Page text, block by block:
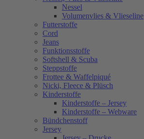
Nessel
Volumenvlies & Vlieseline
Futterstoffe
Cord
Jeans
Funktionsstoffe
Softshell & Scuba
Steppstoffe
Frottee & Waffelpiqué
Nicki, Fleece & Plüsch
Kinderstoffe
Kinderstoffe – Jersey
Kinderstoffe – Webware
Bündchenstoff
Jersey